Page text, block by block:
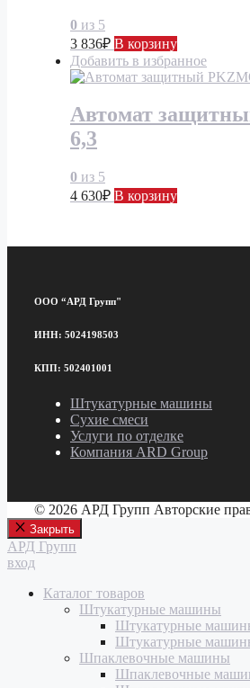
0 из 5
3 836₽ В корзину
Добавить в избранное
Автомат
6,3
0 из 5
4 630₽ В корзину
ООО “АРД Групп"
ИНН: 5024198503
КПП: 502401001
Штукатурные машины
Сухие смеси
Услуги по отделке
Компания ARD Group
© 2026 АРД Групп Авторские
Закрыть
АРД Групп
вход
Каталог товаров
Штукатурные машины
Штукатурные
Штукатурные
Шпаклевочные машины
Шпаклевочные